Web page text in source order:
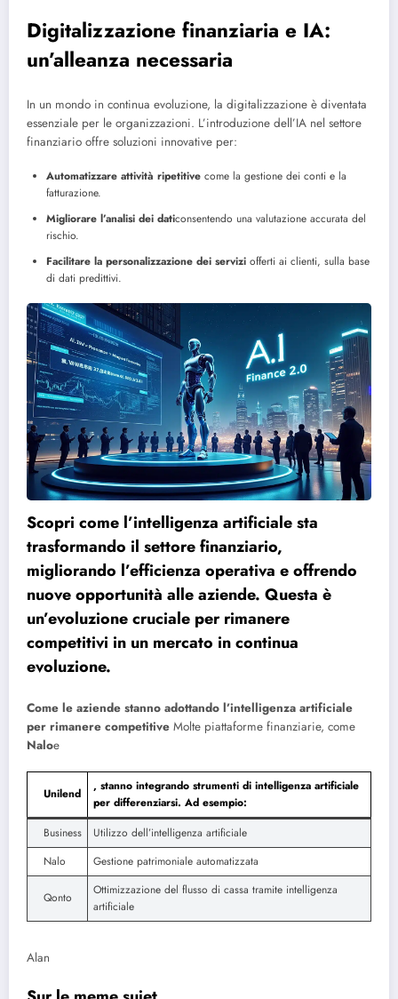
Digitalizzazione finanziaria e IA:
un’alleanza necessaria
In un mondo in continua evoluzione, la digitalizzazione è diventata
essenziale per le organizzazioni. L’introduzione dell’IA nel settore
finanziario offre soluzioni innovative per:
Automatizzare attività ripetitive come la gestione dei conti e la
fatturazione.
Migliorare l’analisi dei daticonsentendo una valutazione accurata del
rischio.
Facilitare la personalizzazione dei servizi offerti ai clienti, sulla base
di dati predittivi.
Scopri come l’intelligenza artificiale sta
trasformando il settore finanziario,
migliorando l’efficienza operativa e offrendo
nuove opportunità alle aziende. Questa è
un’evoluzione cruciale per rimanere
competitivi in ​​un mercato in continua
evoluzione.
Come le aziende stanno adottando l’intelligenza artificiale
per rimanere competitive Molte piattaforme finanziarie, come
Naloe
Unilend
, stanno integrando strumenti di intelligenza artificiale
per differenziarsi. Ad esempio:
Business
Utilizzo dell’intelligenza artificiale
Nalo
Gestione patrimoniale automatizzata
Qonto
Ottimizzazione del flusso di cassa tramite intelligenza
artificiale
Alan